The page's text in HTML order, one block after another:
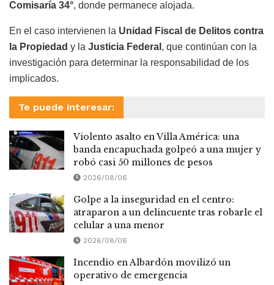
Comisaría 34°, donde permanece alojada.
En el caso intervienen la Unidad Fiscal de Delitos contra
la Propiedad y la Justicia Federal , que continúan con la
investigación para determinar la responsabilidad de los
implicados.
Te puede interesar:
Violento asalto en Villa América: una
banda encapuchada golpeó a una mujer y
robó casi 50 millones de pesos
2026/08/06
Golpe a la inseguridad en el centro:
atraparon a un delincuente tras robarle el
celular a una menor
2026/08/06
Incendio en Albardón movilizó un
operativo de emergencia